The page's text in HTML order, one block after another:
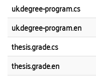
uk.degree-program.cs
uk.degree-program.en
thesis.grade.cs
thesis.grade.en